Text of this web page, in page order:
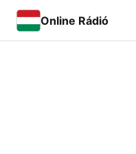
Online Rádió